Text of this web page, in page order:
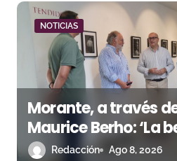
NOTICIAS
Morante, a través
Maurice Berho: ‘La
misterio’ llega a La
Redacción Ago 8, 2026